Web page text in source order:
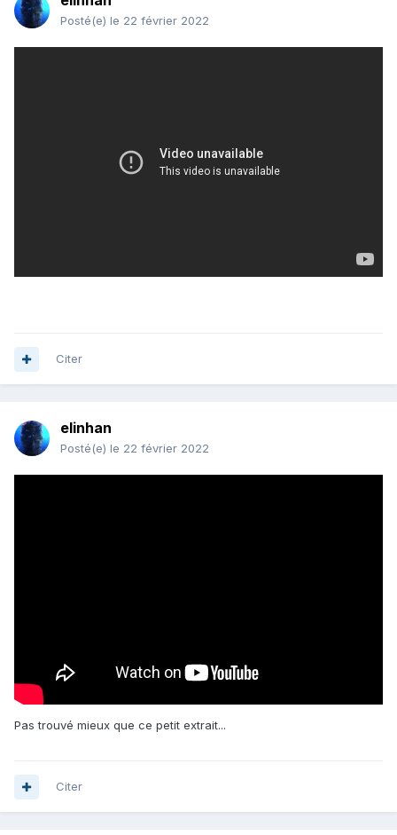
Posté(e) le 22 février 2022
Citer
elinhan
Posté(e) le 22 février 2022
Pas trouvé mieux que ce petit extrait...
Citer